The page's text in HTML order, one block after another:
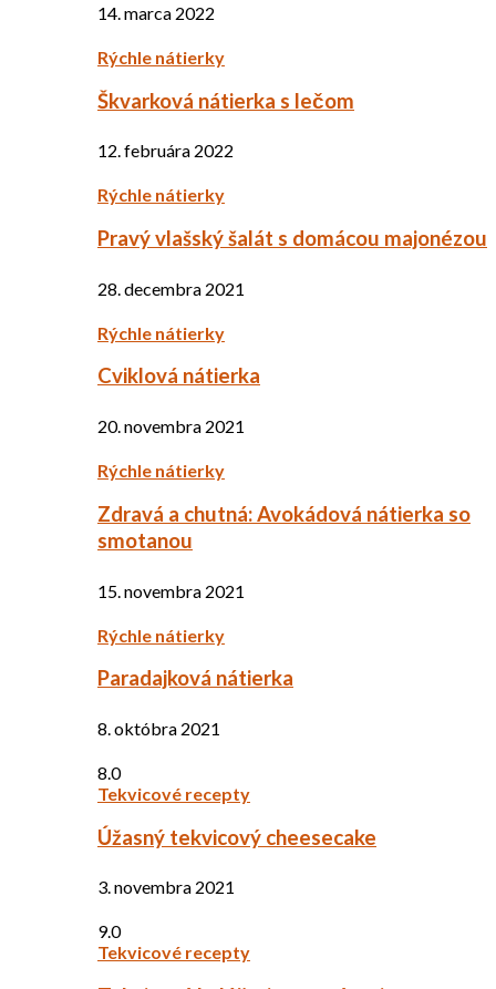
14. marca 2022
Rýchle nátierky
Škvarková nátierka s lečom
12. februára 2022
Rýchle nátierky
Pravý vlašský šalát s domácou majonézou
28. decembra 2021
Rýchle nátierky
Cviklová nátierka
20. novembra 2021
Rýchle nátierky
Zdravá a chutná: Avokádová nátierka so
smotanou
15. novembra 2021
Rýchle nátierky
Paradajková nátierka
8. októbra 2021
8.0
Tekvicové recepty
Úžasný tekvicový cheesecake
3. novembra 2021
9.0
Tekvicové recepty